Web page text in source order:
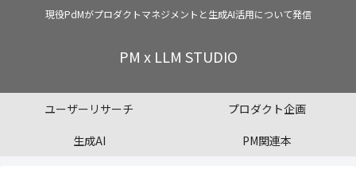
現役PdMがプロダクトマネジメントと生成AI活用について発信
PM x LLM STUDIO
ユーザーリサーチ
プロダクト企画
生成AI
PM関連本